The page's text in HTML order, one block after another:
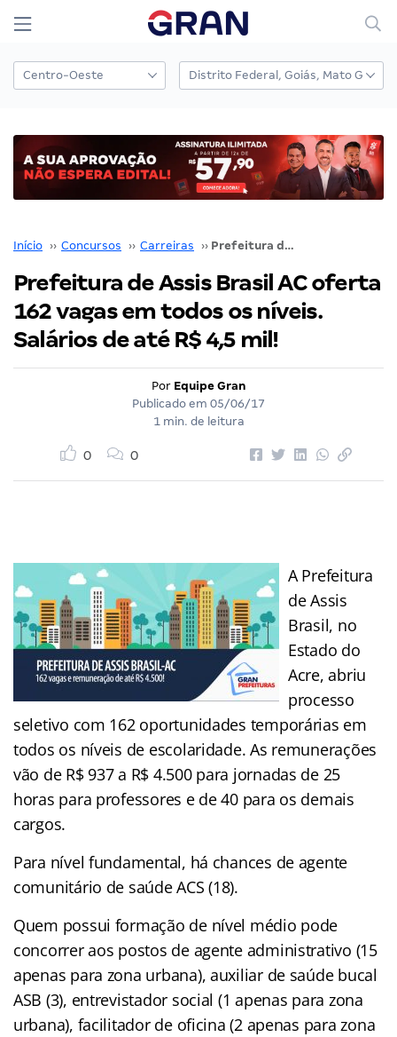
Início ›› Concursos ›› Carreiras ›› Prefeitura de Assis Brasil AC oferta 162 vagas em todos os níveis. Salários de até R$ 4,5 mil!
Prefeitura de Assis Brasil AC oferta
162 vagas em todos os níveis.
Salários de até R$ 4,5 mil!
Por Equipe Gran
Publicado em 05/06/17
1 min. de leitura
0 0
A Prefeitura
de Assis
Brasil, no
Estado do
Acre, abriu
processo
seletivo com 162 oportunidades temporárias em
todos os níveis de escolaridade. As remunerações
vão de R$ 937 a R$ 4.500 para jornadas de 25
horas para professores e de 40 para os demais
cargos.
Para nível fundamental, há chances de agente
comunitário de saúde ACS (18).
Quem possui formação de nível médio pode
concorrer aos postos de agente administrativo (15
apenas para zona urbana), auxiliar de saúde bucal
ASB (3), entrevistador social (1 apenas para zona
urbana), facilitador de oficina (2 apenas para zona